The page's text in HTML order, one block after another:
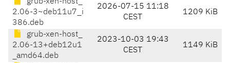
2.06-3~deb11u7_i
386.deb
2026-07-15 11:18
CEST
1209 KiB
grub-xen-host_
2.06-13+deb12u1
_amd64.deb
2023-10-03 19:43
CEST
1149 KiB